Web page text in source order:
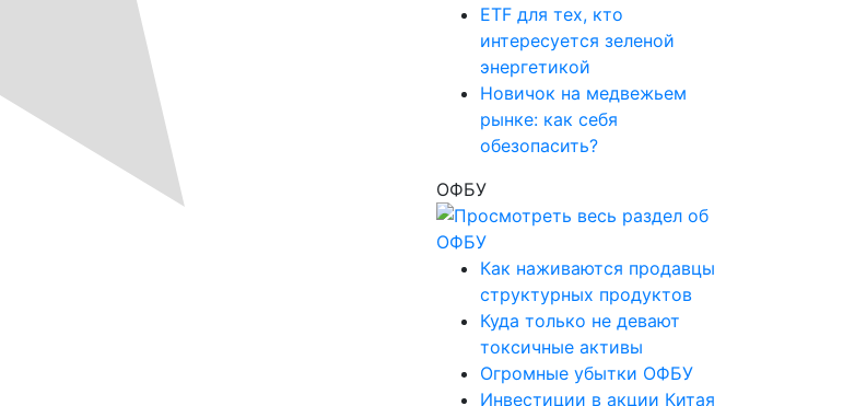
ETF для тех, кто
интересуется зеленой
энергетикой
Новичок на медвежьем
рынке: как себя
обезопасить?
ОФБУ
Как наживаются продавцы
структурных продуктов
Куда только не девают
токсичные активы
Огромные убытки ОФБУ
Инвестиции в акции Китая